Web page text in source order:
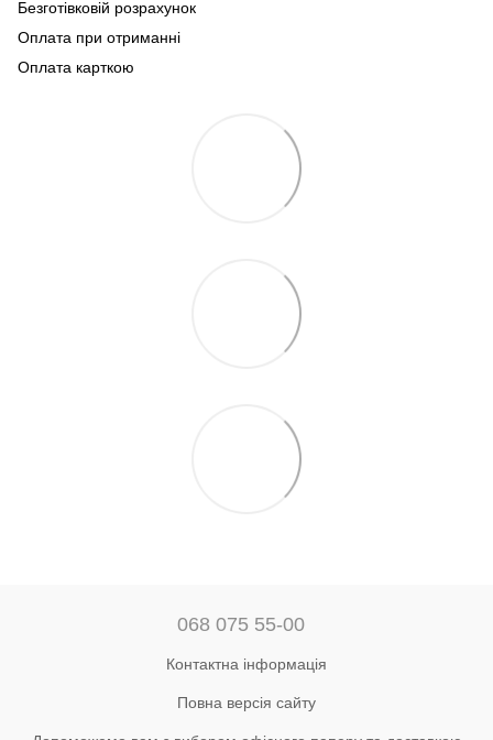
Безготівковій розрахунок
Оплата при отриманні
Оплата карткою
068 075 55-00
Контактна інформація
Повна версія сайту